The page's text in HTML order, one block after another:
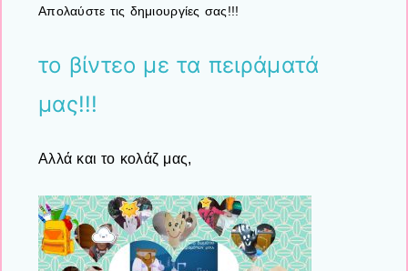
Απολαύστε τις δημιουργίες σας!!!
το βίντεο με τα πειράματά
μας!!!
Αλλά και το κολάζ μας,